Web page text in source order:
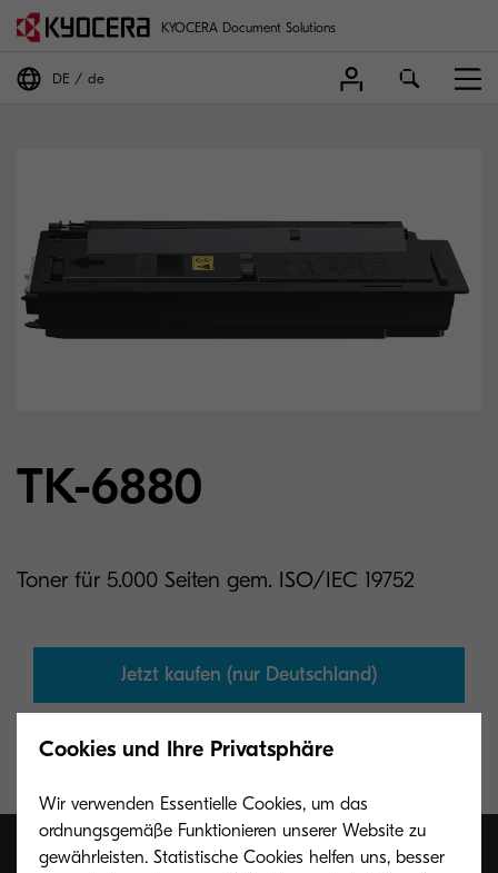
KYOCERA Document Solutions
DE de
TK-6880
Toner für 5.000 Seiten gem. ISO/IEC 19752
Jetzt kaufen (nur Deutschland)
Cookies und Ihre Privatsphäre
Wir verwenden Essentielle Cookies, um das
ordnungsgemäße Funktionieren unserer Website zu
gewährleisten. Statistische Cookies helfen uns, besser